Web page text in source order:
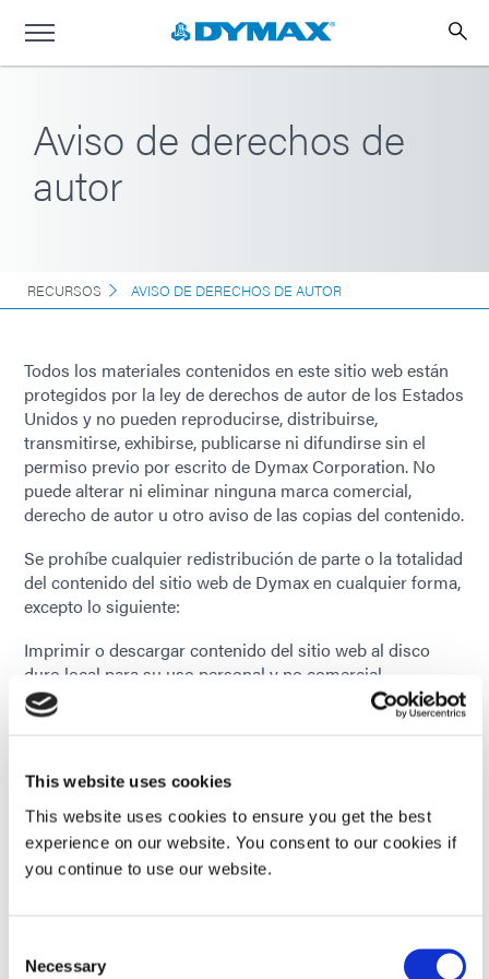
This website uses cookies
This website uses cookies to ensure you get the best
experience on our website. You consent to our cookies if
you continue to use our website.
Selection
Necessary
Aviso de derechos de
autor
RECURSOS AVISO DE DERECHOS DE AUTOR
Todos los materiales contenidos en este sitio web están
protegidos por la ley de derechos de autor de los Estados
Unidos y no pueden reproducirse, distribuirse,
transmitirse, exhibirse, publicarse ni difundirse sin el
permiso previo por escrito de Dymax Corporation. No
puede alterar ni eliminar ninguna marca comercial,
derecho de autor u otro aviso de las copias del contenido.
Se prohíbe cualquier redistribución de parte o la totalidad
del contenido del sitio web de Dymax en cualquier forma,
excepto lo siguiente:
Imprimir o descargar contenido del sitio web al disco
duro local para su uso personal y no comercial
Copiar el contenido del sitio web a terceros individuales
para su uso personal, pero solo si reconoce el sitio web
No puede, sin el permiso por escrito de Dymax
Corporation, distribuir o explotar comercialmente ningún
artículo creado por Dymax, incluidos, entre otros,
literatura, hojas de datos de productos, historias de
casos, manuales de equipos, imágenes y guías
autor anterior, comuníquese con Dymax Corporation